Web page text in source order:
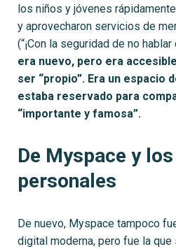
los niños y jóvenes
y aprovecharon servicios de
(“¡Con la seguridad de no
era nuevo, pero era
ser “propio”. Era un espacio
estaba reservado para
“importante y famosa”.
De Myspace y
personales
De nuevo, Myspace tampoco
digital moderna, pero fue la que